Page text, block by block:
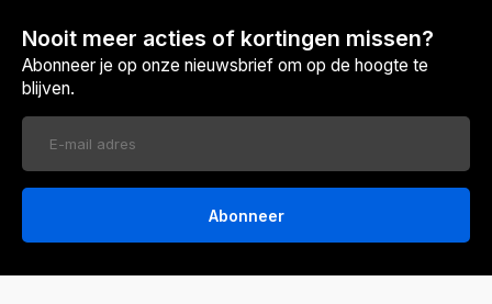
Nooit meer acties of kortingen missen?
Abonneer je op onze nieuwsbrief om op de hoogte te
blijven.
Abonneer